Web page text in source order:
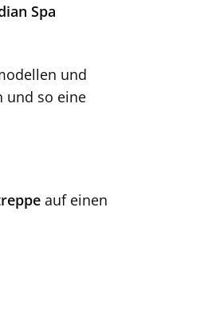
Spa
und
und so eine
auf einen